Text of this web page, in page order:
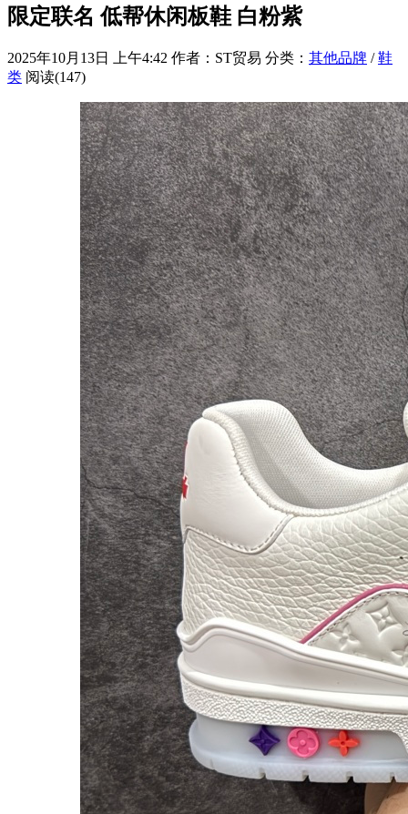
限定联名 低帮休闲板鞋 白粉紫
2025年10月13日 上午4:42 作者：ST贸易 分类： 其他品牌 /鞋
类 阅读(147)